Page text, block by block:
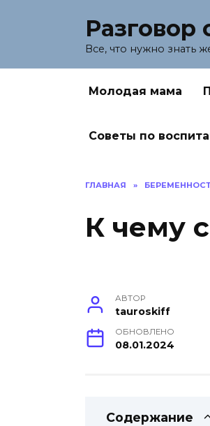
Разговор
Все, что нужно знать
Молодая мама
Советы по
ГЛАВНАЯ »
К чему
АВТОР
tauroskiff
ОБНОВЛЕНО
08.01.2024
Содержание